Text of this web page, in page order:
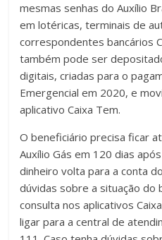
mesmas senhas do Auxílio
em lotéricas, terminais de
correspondentes bancários
também pode ser
digitais, criadas para o
Emergencial em 2020, e
aplicativo Caixa Tem.
O beneficiário precisa ficar
Auxílio Gás em 120 dias
dinheiro volta para a conta
dúvidas sobre a situação do
consulta nos aplicativos
ligar para a central de